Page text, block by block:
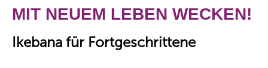
MIT NEUEM LEBEN WECKEN!
Ikebana für Fortgeschrittene